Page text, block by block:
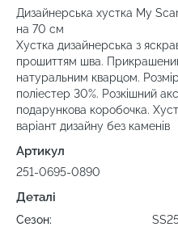
Дизайнерська хустка My
на 70 см
Хустка дизайнерська з
прошиттям шва.
натуральним кварцом.
поліестер 30%. Розкішний
подарункова коробочка.
варіант дизайну без каменів
Артикул
251-0695-0890
Деталі
Сезон: